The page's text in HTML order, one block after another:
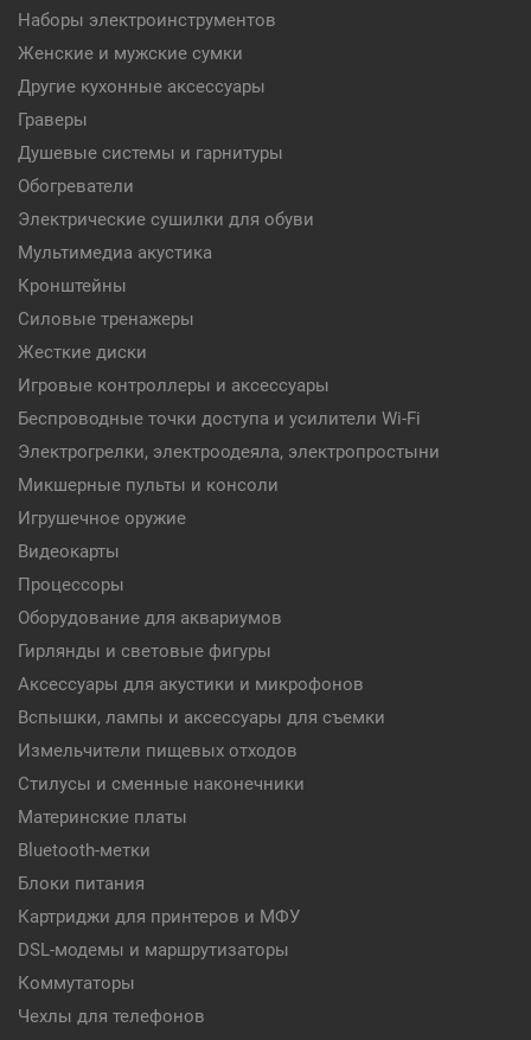
Наборы электроинструментов
Женские и мужские сумки
Другие кухонные аксессуары
Граверы
Душевые системы и гарнитуры
Обогреватели
Электрические сушилки для обуви
Мультимедиа акустика
Кронштейны
Силовые тренажеры
Жесткие диски
Игровые контроллеры и аксессуары
Беспроводные точки доступа и усилители Wi-Fi
Электрогрелки, электроодеяла, электропростыни
Микшерные пульты и консоли
Игрушечное оружие
Видеокарты
Процессоры
Оборудование для аквариумов
Гирлянды и световые фигуры
Аксессуары для акустики и микрофонов
Вспышки, лампы и аксессуары для съемки
Измельчители пищевых отходов
Стилусы и сменные наконечники
Материнские платы
Bluetooth-метки
Блоки питания
Картриджи для принтеров и МФУ
DSL-модемы и маршрутизаторы
Коммутаторы
Чехлы для телефонов